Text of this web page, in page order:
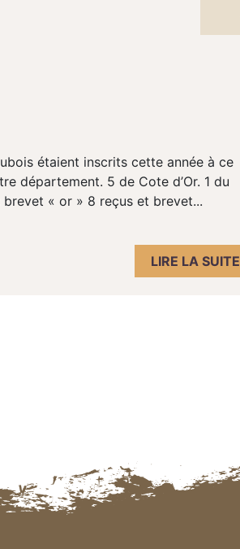
étaient inscrits cette année à ce
département. 5 de Cote d’Or. 1 du
brevet « or » 8 reçus et brevet...
LIRE LA SUITE